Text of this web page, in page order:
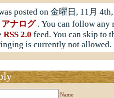
posted on 金曜日, 11月
アナログ. You can follow any
RSS 2.0 feed. You can skip to
is currently not allowed.
Name